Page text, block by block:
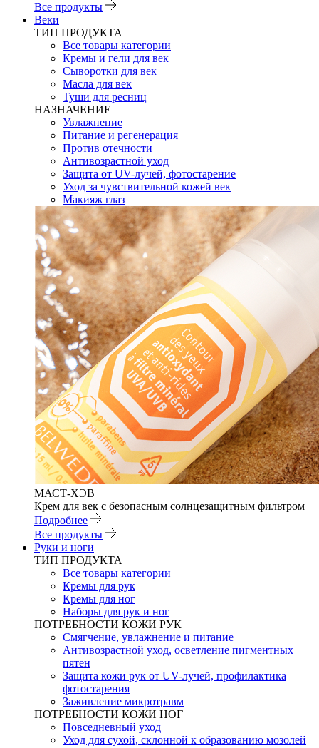
Все продукты
Веки
ТИП ПРОДУКТА
Все товары категории
Кремы и гели для век
Сыворотки для век
Масла для век
Туши для ресниц
НАЗНАЧЕНИЕ
Увлажнение
Питание и регенерация
Против отечности
Антивозрастной уход
Защита от UV-лучей, фотостарение
Уход за чувствительной кожей век
Макияж глаз
МАСТ-ХЭВ
Крем для век с безопасным солнцезащитным фильтром
Подробнее
Все продукты
Руки и ноги
ТИП ПРОДУКТА
Все товары категории
Кремы для рук
Кремы для ног
Наборы для рук и ног
ПОТРЕБНОСТИ КОЖИ РУК
Смягчение, увлажнение и питание
Антивозрастной уход, осветление пигментных
пятен
Защита кожи рук от UV-лучей, профилактика
фотостарения
Заживление микротравм
ПОТРЕБНОСТИ КОЖИ НОГ
Повседневный уход
Уход для сухой, склонной к образованию мозолей